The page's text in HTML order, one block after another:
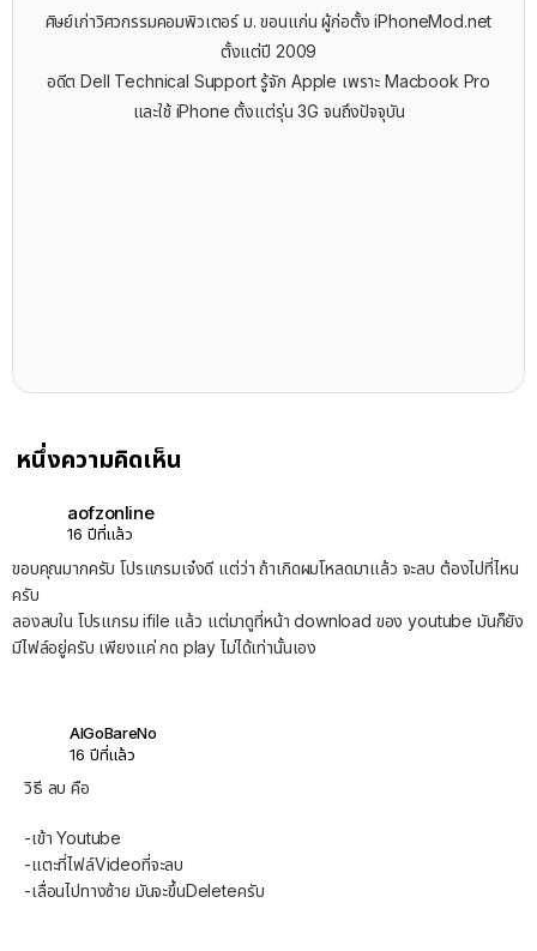
ศิษย์เก่าวิศวกรรมคอมพิวเตอร์ ม. ขอนแก่น ผู้ก่อตั้ง iPhoneMod.net
ตั้งแต่ปี 2009
อดีต Dell Technical Support รู้จัก ​Apple เพราะ Macbook Pro
และใช้ iPhone ตั้งแต่รุ่น 3G จนถึงปัจจุบัน
หนึ่งความคิดเห็น
aofzonline
16 ปีที่แล้ว
ขอบคุณมากครับ โปรแกรมเจ๋งดี แต่ว่า ถ้าเกิดผมโหลดมาแล้ว จะลบ ต้องไปที่ไหน
ครับ
ลองลบใน โปรแกรม ifile แล้ว แต่มาดูที่หน้า download ของ youtube มันก็ยัง
มีไฟล์อยู่ครับ เพียงแค่ กด play ไม่ได้เท่านั้นเอง
AlGoBareNo
16 ปีที่แล้ว
วิธี ลบ คือ
-เข้า Youtube
-แตะที่ไฟล์Videoที่จะลบ
-เลื่อนไปทางซ้าย มันจะขึ้นDeleteครับ